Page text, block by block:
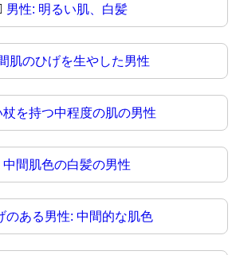
男性: 明るい肌、白髪
肌のひげを生やした男性
杖を持つ中程度の肌の男性
中間肌色の白髪の男性
のある男性: 中間的な肌色